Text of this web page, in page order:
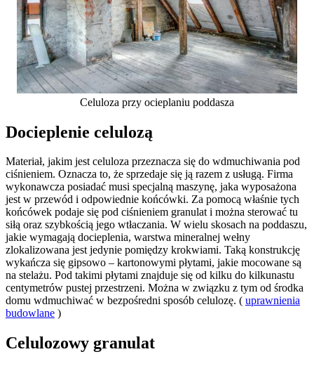
Celuloza przy ocieplaniu poddasza
Docieplenie celulozą
Materiał, jakim jest celuloza przeznacza się do wdmuchiwania pod
ciśnieniem. Oznacza to, że sprzedaje się ją razem z usługą. Firma
wykonawcza posiadać musi specjalną maszynę, jaka wyposażona
jest w przewód i odpowiednie końcówki. Za pomocą właśnie tych
końcówek podaje się pod ciśnieniem granulat i można sterować tu
siłą oraz szybkością jego wtłaczania. W wielu skosach na poddaszu,
jakie wymagają docieplenia, warstwa mineralnej wełny
zlokalizowana jest jedynie pomiędzy krokwiami. Taką konstrukcję
wykańcza się gipsowo – kartonowymi płytami, jakie mocowane są
na stelażu. Pod takimi płytami znajduje się od kilku do kilkunastu
centymetrów pustej przestrzeni. Można w związku z tym od środka
domu wdmuchiwać w bezpośredni sposób celulozę. ( uprawnienia
budowlane )
Celulozowy granulat